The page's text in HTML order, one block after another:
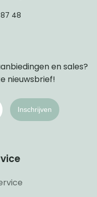
87 48
en sales?
nieuwsbrief!
Inschrijven